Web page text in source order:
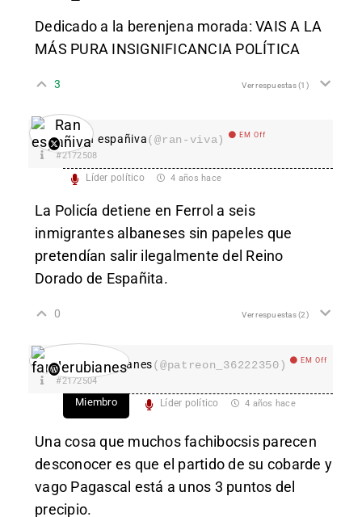
Dedicado a la berenjena morada: VAIS A LA
MÁS PURA INSIGNIFICANCIA POLÍTICA
3 Ver respuestas(1)
Ran españiva(@ran-viva) EM Off
#2172508
Líder político 4 años hace
La Policía detiene en Ferrol a seis
inmigrantes albaneses sin papeles que
pretendían salir ilegalmente del Reino
Dorado de Españita.
0 Ver respuestas(2)
fanderubianes(@patreon_36222350) EM Off
#2172504
Miembro Líder político 4 años hace
Una cosa que muchos fachibocsis parecen
desconocer es que el partido de su cobarde y
vago Pagascal está a unos 3 puntos del
precipio.